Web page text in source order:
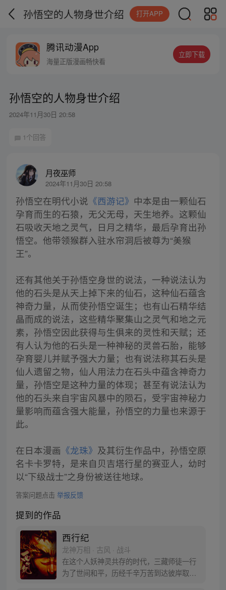
孙悟空的人物身世介绍 打开APP
腾讯动漫App
海量正版漫画畅快看
立即下载
孙悟空的人物身世介绍
2024年11月30日 20:58
1个回答
月夜巫师
2024年11月30日 20:58
孙悟空在明代小说 《西游记》 中本是由一颗仙石
孕育而生的石猿，无父无母，天生地养。这颗仙
石吸收天地之灵气，日月之精华，最后孕育出孙
悟空。他带领猴群入驻水帘洞后被尊为“美猴
王”。
还有其他关于孙悟空身世的说法，一种说法认为
他的石头是从天上掉下来的仙石，这种仙石蕴含
神奇力量，从而使孙悟空诞生；也有山石精华结
晶而成的说法，这些精华聚集山之灵气和地之元
素，孙悟空因此获得与生俱来的灵性和天赋；还
有人认为他的石头是一种神秘的灵兽石胎，能够
孕育婴儿并赋予强大力量；也有说法称其石头是
仙人遗留之物，仙人用法力在石头中蕴含神奇力
量，孙悟空是这种力量的体现；甚至有说法认为
他的石头来自宇宙风暴中的陨石，受宇宙神秘力
量影响而蕴含强大能量，孙悟空的力量也来源于
此。
在日本漫画 《龙珠》 及其衍生作品中，孙悟空原
名卡卡罗特，是来自贝吉塔行星的赛亚人，幼时
以“下级战士”之身份被送往地球。
答案问题点击 举报反馈
提到的作品
西行纪
龙神万相 · 古风 · 战斗
在这个人妖神灵共存的时代，三藏师徒一行
为了世间和平，历经千辛万苦到达彼岸取